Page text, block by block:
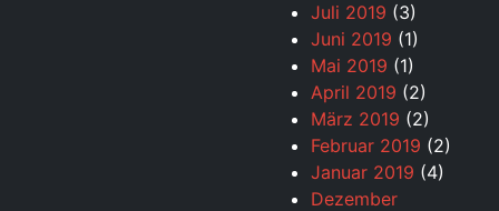
Juli 2019 (3)
Juni 2019 (1)
Mai 2019 (1)
April 2019 (2)
März 2019 (2)
Februar 2019 (2)
Januar 2019 (4)
Dezember